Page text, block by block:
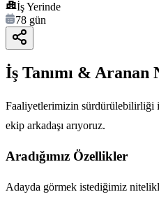
İş Yerinde
78 gün
İş Tanımı &
Faaliyetlerimizin sürdürülebilirliği
ekip arkadaşı arıyoruz.
Aradığımız Özellikler
Adayda görmek istediğimiz